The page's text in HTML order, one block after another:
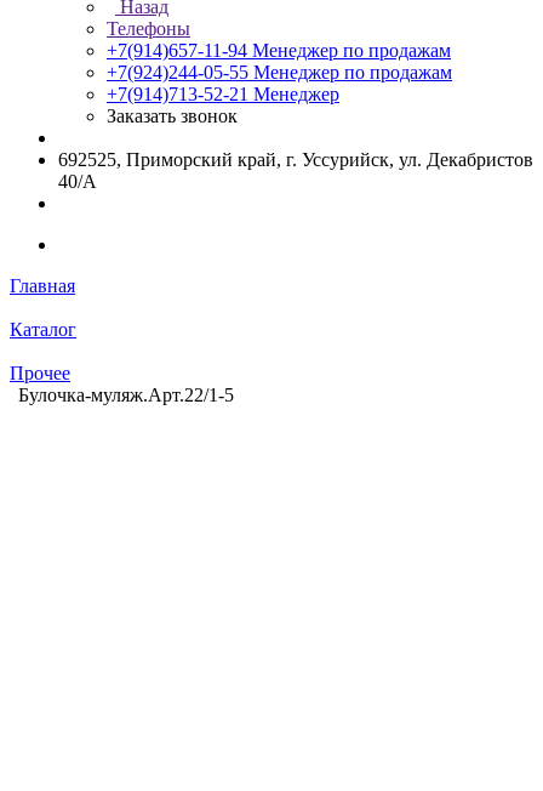
Назад
Телефоны
+7(914)657-11-94 Менеджер по продажам
+7(924)244-05-55 Менеджер по продажам
+7(914)713-52-21 Менеджер
Заказать звонок
692525, Приморский край, г. Уссурийск, ул. Декабристов
40/А
Главная
Каталог
Прочее
Булочка-муляж.Арт.22/1-5